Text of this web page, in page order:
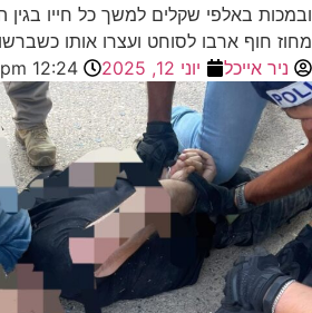
באלפי שקלים למשך כל חייו בגין
ארבו לסוחט ועצרו אותו כשברשותו
אייכל
יוני 12, 2025 12:24 pm